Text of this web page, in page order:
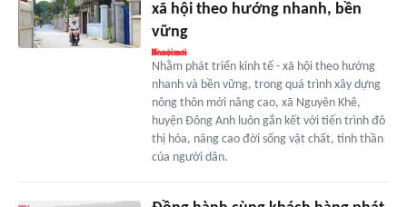
xã hội theo hướng nhanh, bền
vững
Nhằm phát triển kinh tế - xã hội theo hướng
nhanh và bền vững, trong quá trình xây dựng
nông thôn mới nâng cao, xã Nguyên Khê,
huyện Đông Anh luôn gắn kết với tiến trình đô
thị hóa, nâng cao đời sống vật chất, tinh thần
của người dân.